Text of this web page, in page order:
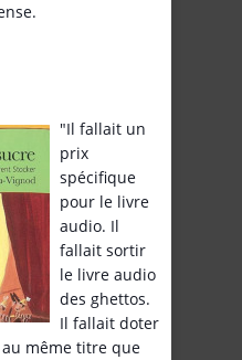
"Il fallait un
prix
spécifique
pour le livre
audio. Il
fallait sortir
le livre audio
des ghettos.
Il fallait doter
même titre que